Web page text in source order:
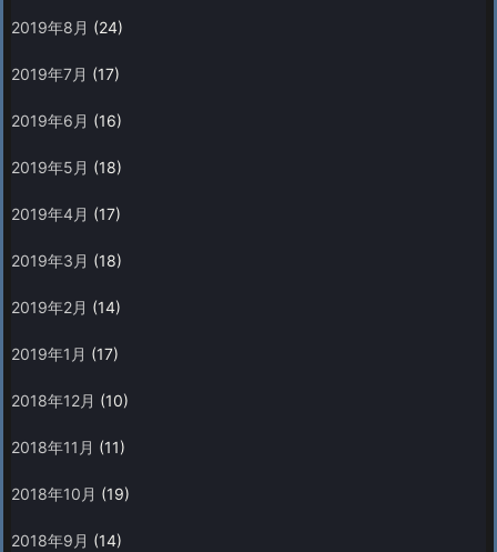
2019年8月 (24)
2019年7月 (17)
2019年6月 (16)
2019年5月 (18)
2019年4月 (17)
2019年3月 (18)
2019年2月 (14)
2019年1月 (17)
2018年12月 (10)
2018年11月 (11)
2018年10月 (19)
2018年9月 (14)